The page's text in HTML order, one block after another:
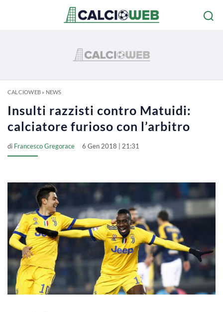
CALCIOWEB» NEWS
Insulti razzisti contro Matuidi:
calciatore furioso con l’arbitro
di Francesco Gregorace 6 Gen 2018 | 21:31